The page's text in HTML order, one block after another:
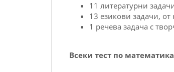
11 литературни
13 езикови задачи, от
1 речева задача с
Всеки тест по